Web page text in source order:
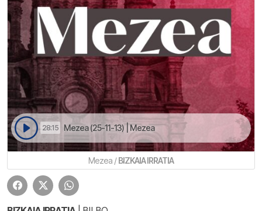
28:15 Mezea (25-11-13) | Mezea
Mezea /BIZKAIA IRRATIA